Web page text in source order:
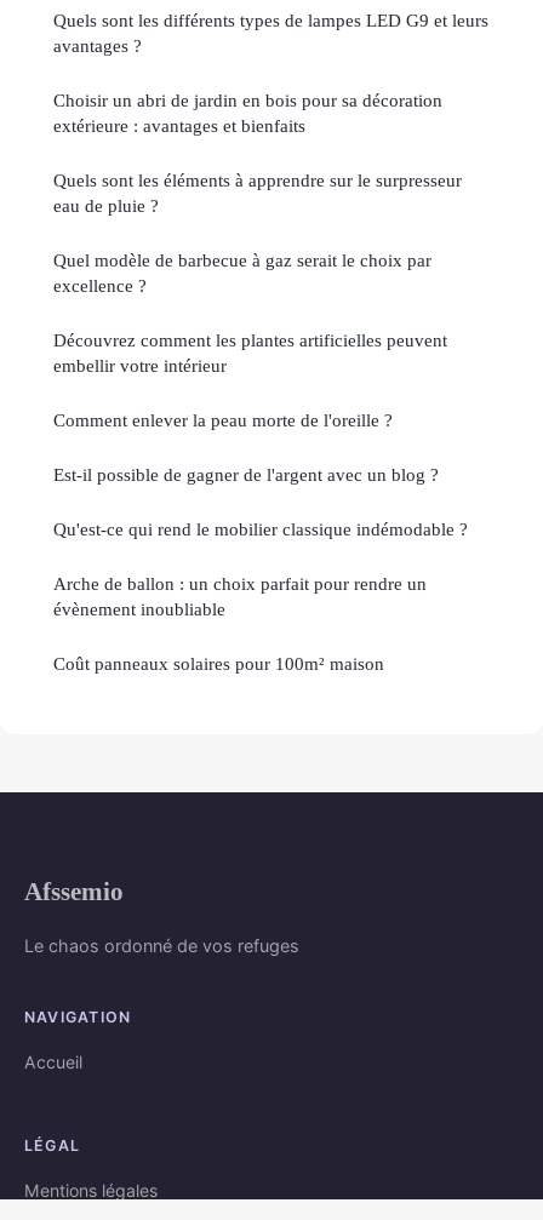
Quels sont les différents types de lampes LED G9 et leurs
avantages ?
Choisir un abri de jardin en bois pour sa décoration
extérieure : avantages et bienfaits
Quels sont les éléments à apprendre sur le surpresseur
eau de pluie ?
Quel modèle de barbecue à gaz serait le choix par
excellence ?
Découvrez comment les plantes artificielles peuvent
embellir votre intérieur
Comment enlever la peau morte de l'oreille ?
Est-il possible de gagner de l'argent avec un blog ?
Qu'est-ce qui rend le mobilier classique indémodable ?
Arche de ballon : un choix parfait pour rendre un
évènement inoubliable
Coût panneaux solaires pour 100m² maison
Afssemio
Le chaos ordonné de vos refuges
NAVIGATION
Accueil
LÉGAL
Mentions légales